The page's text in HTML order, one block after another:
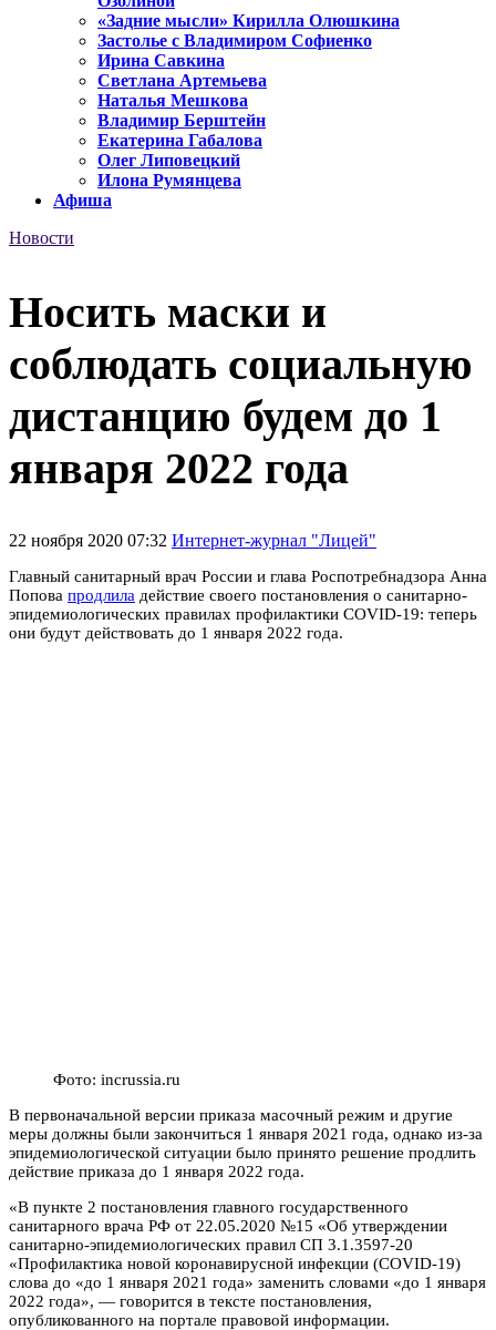
«Задние мысли» Кирилла Олюшкина
Застолье с Владимиром Софиенко
Ирина Савкина
Светлана Артемьева
Наталья Мешкова
Владимир Берштейн
Екатерина Габалова
Олег Липовецкий
Илона Румянцева
Афиша
Новости
Носить маски и
соблюдать социальную
дистанцию будем до 1
января 2022 года
22 ноября 2020 07:32 Интернет-журнал "Лицей"
Главный санитарный врач России и глава Роспотребнадзора Анна
Попова продлила действие своего постановления о санитарно-
эпидемиологических правилах профилактики COVID-19: теперь
они будут действовать до 1 января 2022 года.
Фото: incrussia.ru
В первоначальной версии приказа масочный режим и другие
меры должны были закончиться 1 января 2021 года, однако из-за
эпидемиологической ситуации было принято решение продлить
действие приказа до 1 января 2022 года.
«В пункте 2 постановления главного государственного
санитарного врача РФ от 22.05.2020 №15 «Об утверждении
санитарно-эпидемиологических правил СП 3.1.3597-20
«Профилактика новой коронавирусной инфекции (COVID-19)
слова до «до 1 января 2021 года» заменить словами «до 1 января
2022 года», — говорится в тексте постановления,
опубликованного на портале правовой информации.